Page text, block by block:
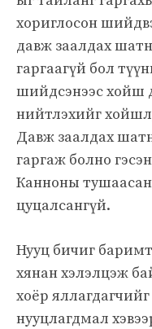
хориглосон
давж заалдах
гаргаагүй бол
шийдсэнээс хойш
нийтлэхийг
Давж заалдах
гаргаж болно
Канноны тушаасан
цуцалсангүй.
Нууц бичиг
хянан хэлэлцэж
хоёр
нууцлагдмал